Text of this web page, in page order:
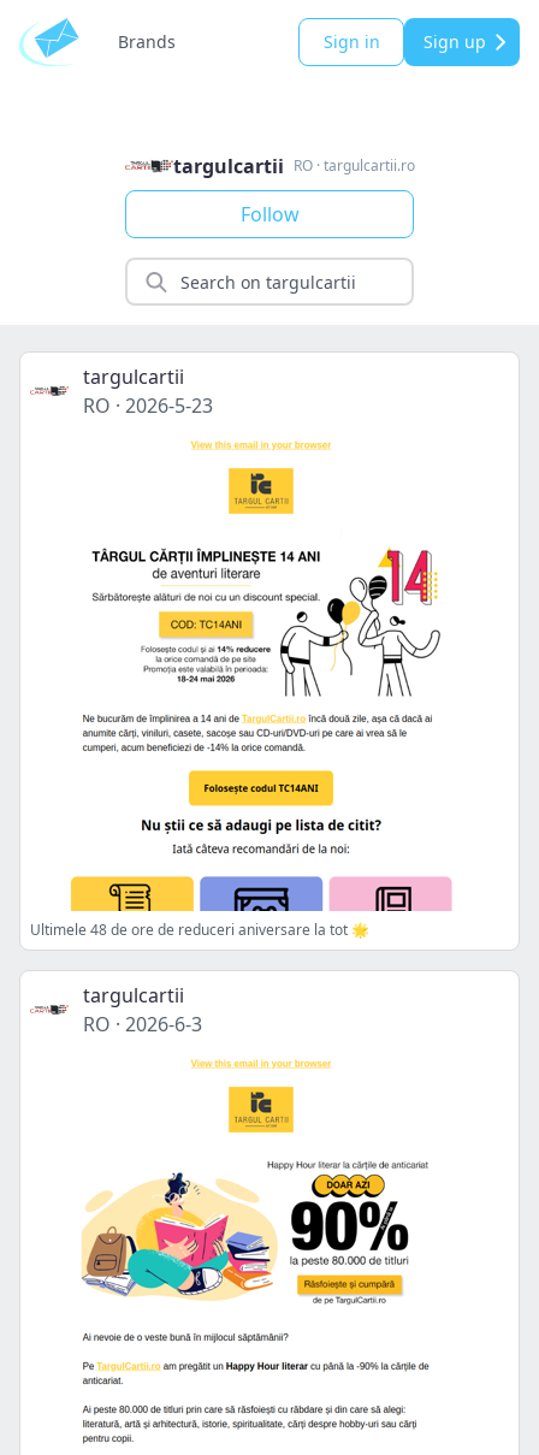
Brands Sign in Sign up
targulcartii RO·targulcartii.ro
Follow
targulcartii
RO · 2026-5-23
Ultimele 48 de ore de reduceri aniversare la tot 🌟
targulcartii
RO · 2026-6-3